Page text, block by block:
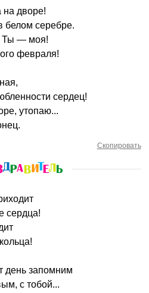
на дворе!
белом серебре.
Ты — моя!
февраля!
сердец!
утопаю...
Скопировать
сердца!
день запомним
с тобой...